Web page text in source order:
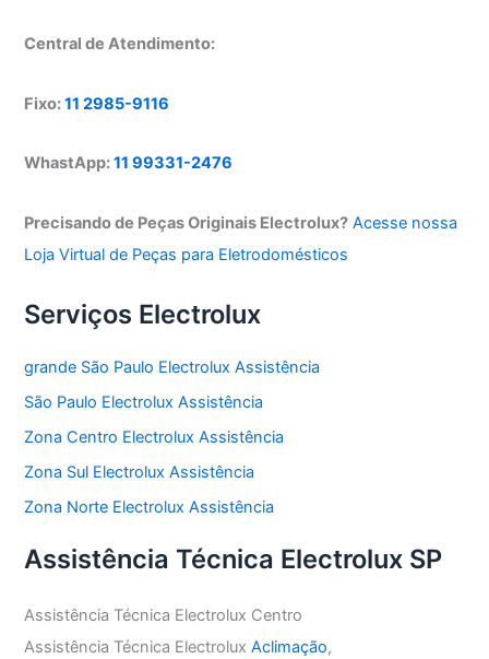
Central de Atendimento:
Fixo:11 2985-9116
WhastApp:11 99331-2476
Precisando de Peças Originais Electrolux? Acesse nossa
Loja Virtual de Peças para Eletrodomésticos
Serviços Electrolux
grande São Paulo Electrolux Assistência
São Paulo Electrolux Assistência
Zona Centro Electrolux Assistência
Zona Sul Electrolux Assistência
Zona Norte Electrolux Assistência
Assistência Técnica Electrolux SP
Assistência Técnica Electrolux Centro
Assistência Técnica ElectroluxAclimação,